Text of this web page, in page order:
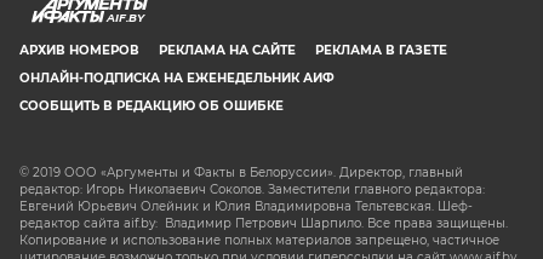
AIF.BY
АРХИВ НОМЕРОВ РЕКЛАМА НА САЙТЕ
РЕКЛАМА В ГАЗЕТЕ
ОНЛАЙН-ПОДПИСКА НА ЕЖЕНЕДЕЛЬНИК АИФ
СООБЩИТЬ В РЕДАКЦИЮ ОБ ОШИБКЕ
© 2019 ООО «Аргументы и Факты в Белоруссии». Директор, главный
редактор: Игорь Николаевич Соколов. Заместители главного редактора:
Евгений Юрьевич Олейник и Юлия Владимировна Тельтевская. Шеф-
редактор сайта aif.by: Владимир Петрович Шарпило. Все права защищены.
Копирование и использование полных материалов запрещено, частичное